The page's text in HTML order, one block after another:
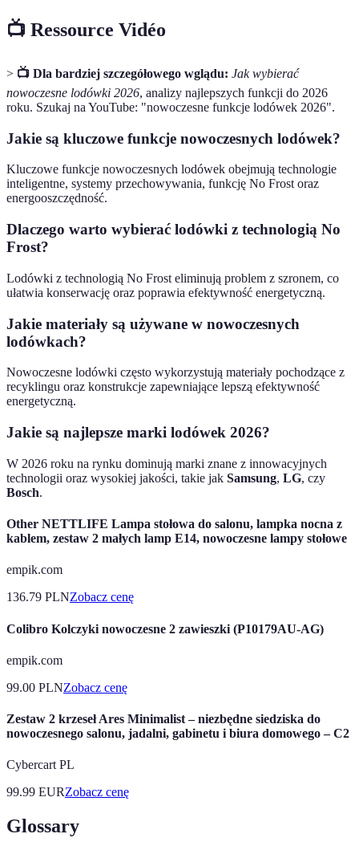
📺 Ressource Vidéo
> 📺 Dla bardziej szczegółowego wglądu: Jak wybierać
nowoczesne lodówki 2026, analizy najlepszych funkcji do 2026
roku. Szukaj na YouTube: "nowoczesne funkcje lodówek 2026".
Jakie są kluczowe funkcje nowoczesnych lodówek?
Kluczowe funkcje nowoczesnych lodówek obejmują technologie
inteligentne, systemy przechowywania, funkcję No Frost oraz
energooszczędność.
Dlaczego warto wybierać lodówki z technologią No
Frost?
Lodówki z technologią No Frost eliminują problem z szronem, co
ułatwia konserwację oraz poprawia efektywność energetyczną.
Jakie materiały są używane w nowoczesnych
lodówkach?
Nowoczesne lodówki często wykorzystują materiały pochodzące z
recyklingu oraz konstrukcje zapewniające lepszą efektywność
energetyczną.
Jakie są najlepsze marki lodówek 2026?
W 2026 roku na rynku dominują marki znane z innowacyjnych
technologii oraz wysokiej jakości, takie jak Samsung, LG, czy
Bosch.
Other NETTLIFE Lampa stołowa do salonu, lampka nocna z
kablem, zestaw 2 małych lamp E14, nowoczesne lampy stołowe
empik.com
136.79 PLNZobacz cenę
Colibro Kolczyki nowoczesne 2 zawieszki (P10179AU-AG)
empik.com
99.00 PLNZobacz cenę
Zestaw 2 krzeseł Ares Minimalist – niezbędne siedziska do
nowoczesnego salonu, jadalni, gabinetu i biura domowego – C2
Cybercart PL
99.99 EURZobacz cenę
Glossary